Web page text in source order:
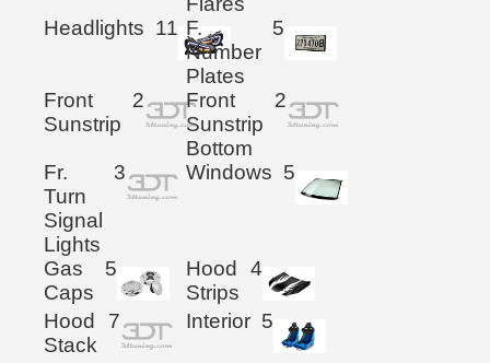
Headlights 11 F.
Number
Plates
5
Front
Sunstrip
2
Front
Sunstrip
Bottom
2
Fr.
Turn
Signal
Lights
3 Windows 5
Gas
Caps
5
Hood
Strips
4
Hood
Stack
7 Interior 5